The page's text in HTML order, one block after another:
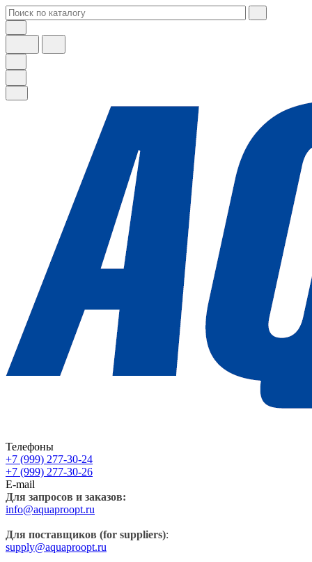
Телефоны
+7 (999) 277-30-24
+7 (999) 277-30-26
E-mail
Для запросов и заказов:
info@aquaproopt.ru
Для поставщиков (for suppliers):
supply@aquaproopt.ru